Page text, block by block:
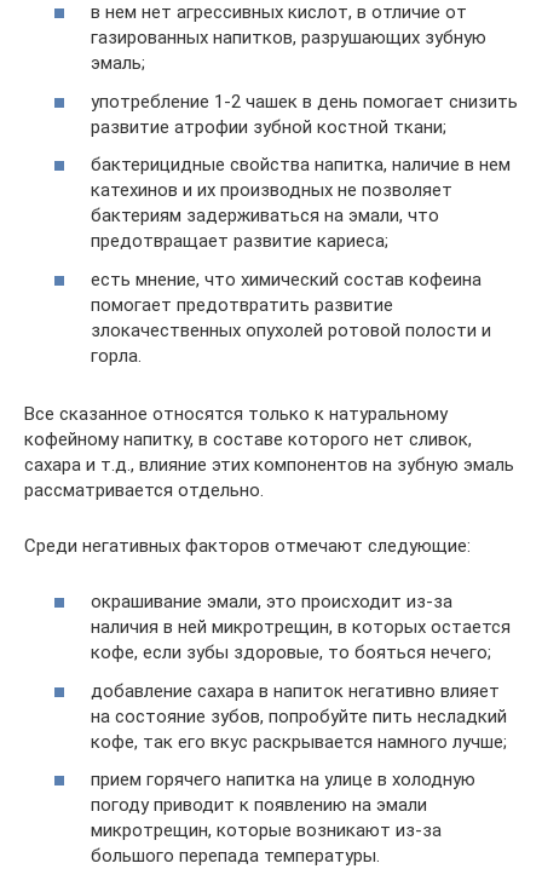
в нем нет агрессивных кислот, в отличие от
газированных напитков, разрушающих зубную
эмаль;
употребление 1-2 чашек в день помогает снизить
развитие атрофии зубной костной ткани;
бактерицидные свойства напитка, наличие в нем
катехинов и их производных не позволяет
бактериям задерживаться на эмали, что
предотвращает развитие кариеса;
есть мнение, что химический состав кофеина
помогает предотвратить развитие
злокачественных опухолей ротовой полости и
горла.
Все сказанное относятся только к натуральному
кофейному напитку, в составе которого нет сливок,
сахара и т.д., влияние этих компонентов на зубную эмаль
рассматривается отдельно.
Среди негативных факторов отмечают следующие:
окрашивание эмали, это происходит из-за
наличия в ней микротрещин, в которых остается
кофе, если зубы здоровые, то бояться нечего;
добавление сахара в напиток негативно влияет
на состояние зубов, попробуйте пить несладкий
кофе, так его вкус раскрывается намного лучше;
прием горячего напитка на улице в холодную
погоду приводит к появлению на эмали
микротрещин, которые возникают из-за
большого перепада температуры.